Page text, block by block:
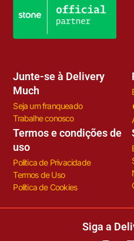
Junte-se à Delivery
Much
Seja um franqueado
Trabalhe conosco
Termos e condições de
uso
Política de Privacidade
Termos de Uso
Política de Cookies
Siga a